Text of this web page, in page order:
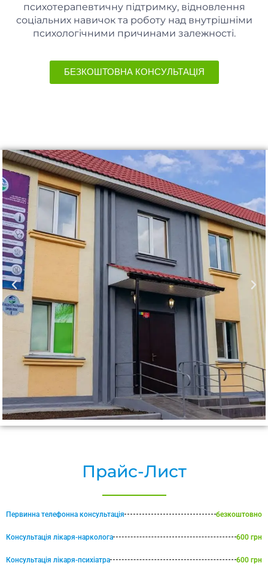
психотерапевтичну підтримку, відновлення
соціальних навичок та роботу над внутрішніми
психологічними причинами залежності.
БЕЗКОШТОВНА КОНСУЛЬТАЦІЯ
Прайс-Лист
Первинна телефонна консультація безкоштовно
Консультація лікаря-нарколога 600 грн
Консультація лікаря-психіатра 600 грн